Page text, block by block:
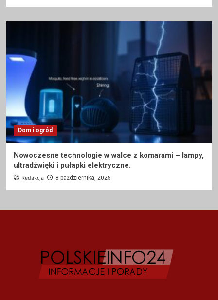
Dom i ogród
Nowoczesne technologie w walce z komarami – lampy,
ultradźwięki i pułapki elektryczne.
Redakcja 8 października, 2025